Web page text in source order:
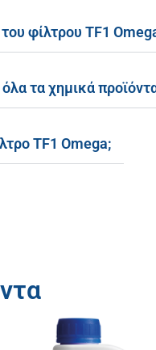
φίλτρου TF1
τα χημικά
TF1 Omega;